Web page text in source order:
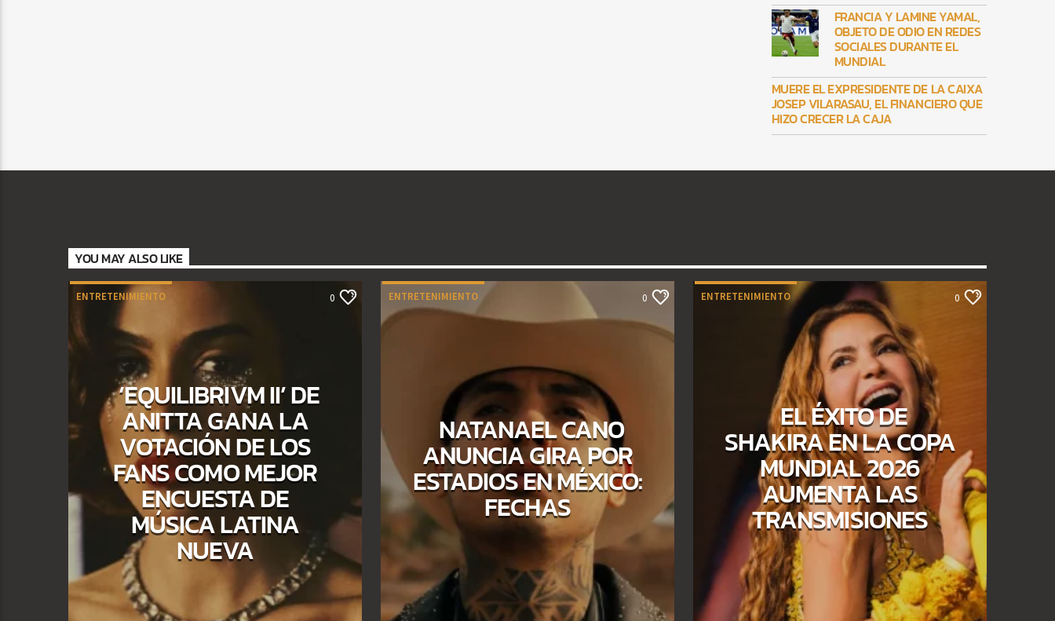
FRANCIA Y LAMINE YAMAL,
OBJETO DE ODIO EN REDES
SOCIALES DURANTE EL
MUNDIAL
MUERE EL EXPRESIDENTE DE LA CAIXA
JOSEP VILARASAU, EL FINANCIERO QUE
HIZO CRECER LA CAJA
YOU MAY ALSO LIKE
ENTRETENIMIENTO 0
‘EQUILIBRIVM II’ DE
ANITTA GANA LA
VOTACIÓN DE LOS
FANS COMO MEJOR
ENCUESTA DE
MÚSICA LATINA
NUEVA
ENTRETENIMIENTO 0
NATANAEL CANO
ANUNCIA GIRA POR
ESTADIOS EN MÉXICO:
FECHAS
ENTRETENIMIENTO 0
EL ÉXITO DE
SHAKIRA EN LA COPA
MUNDIAL 2026
AUMENTA LAS
TRANSMISIONES